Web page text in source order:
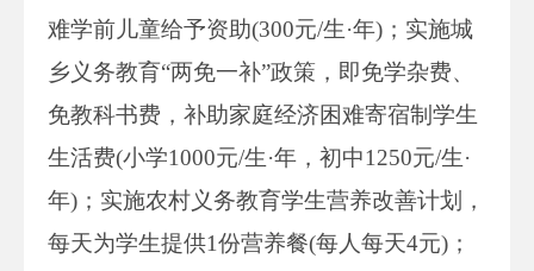
难学前儿童给予资助(300元/生·年)；实施城
乡义务教育“两免一补”政策，即免学杂费、
免教科书费，补助家庭经济困难寄宿制学生
生活费(小学1000元/生·年，初中1250元/生·
年)；实施农村义务教育学生营养改善计划，
每天为学生提供1份营养餐(每人每天4元)；